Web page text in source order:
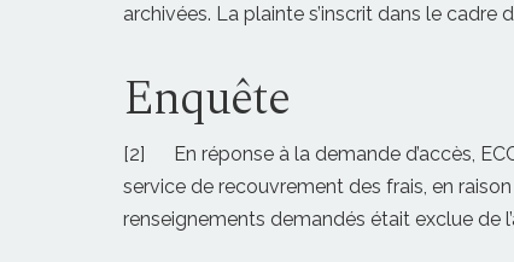
archivées. La plainte s’inscrit dans le cadre
Enquête
[2] En réponse à la demande d’accès,
service de recouvrement des frais, en
renseignements demandés était exclue de